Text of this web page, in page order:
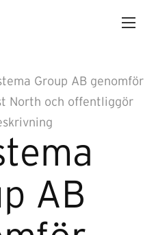
Group AB genomför
North och offentliggör
AB